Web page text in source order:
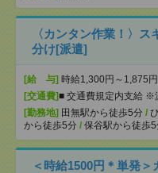
〈カンタン作業！〉
分け[派遣]
[給 与] 時給1,300円～1,875円
[交通費]■ 交通費規定内支給 ※
[勤務地] 田無駅から徒歩5分 /
から徒歩5分 / 保谷駅から徒歩
＜時給1500円＊単発